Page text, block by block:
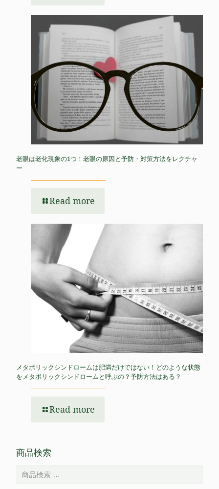
老眼は老化現象の1つ！老眼の原因と予防・対策方法をレクチャ
ー
Read more
メタボリックシンドロームは肥満だけではない！どのような状態
をメタボリックシンドロームと呼ぶの？予防方法はある？
Read more
商品検索